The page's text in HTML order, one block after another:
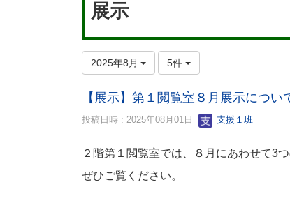
展示
2025年8月 5件
【展示】第１閲覧室８月展示につい
投稿日時 : 2025年08月01日 支援１班
２階第１閲覧室では、８月にあわせて3
ぜひご覧ください。